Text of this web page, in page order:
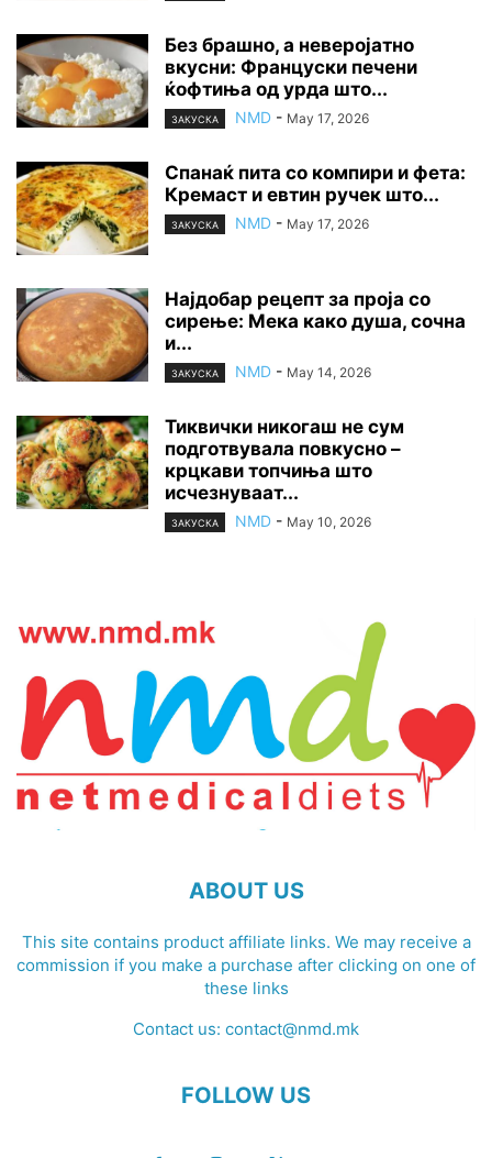
Без брашно, а неверојатно
вкусни: Француски печени
ќофтиња од урда што...
ЗАКУСКА NMD - May 17, 2026
Спанаќ пита со компири и фета:
Кремаст и евтин ручек што...
ЗАКУСКА NMD - May 17, 2026
Најдобар рецепт за проја со
сирење: Мека како душа, сочна
и...
ЗАКУСКА NMD - May 14, 2026
Тиквички никогаш не сум
подготвувала повкусно –
крцкави топчиња што
исчезнуваат...
ЗАКУСКА NMD - May 10, 2026
ABOUT US
This site contains product affiliate links. We may receive a
commission if you make a purchase after clicking on one of
these links
Contact us: contact@nmd.mk
FOLLOW US